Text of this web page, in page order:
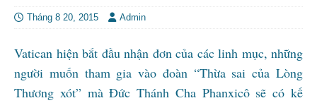
Tháng 8 20, 2015 Admin
Vatican hiện bắt đầu nhận đơn của các linh mục, những
người muốn tham gia vào đoàn “Thừa sai của Lòng
Thương xót” mà Đức Thánh Cha Phanxicô sẽ có kế